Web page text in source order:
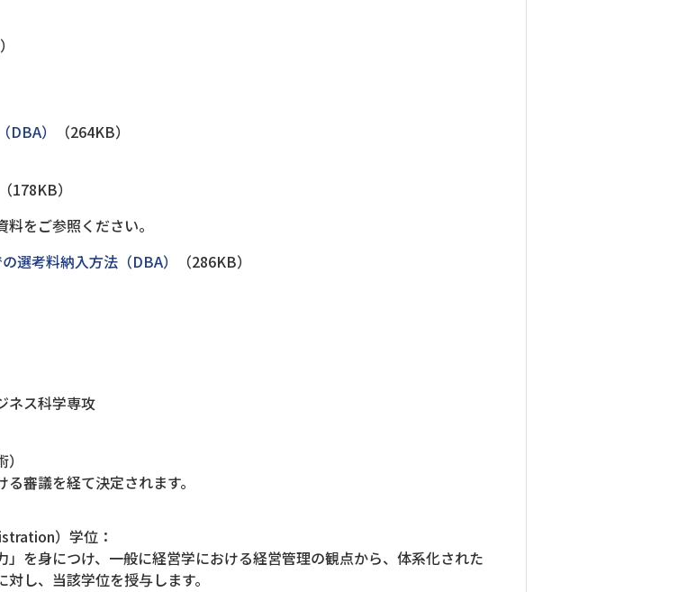
）
（264KB）
（178KB）
をご参照ください。
選考料納入方法（DBA）
（286KB）
ス科学専攻
審議を経て決定されます。
）学位：
を身につけ、一般に経営学における経営管理の観点から、体系化された
し、当該学位を授与します。